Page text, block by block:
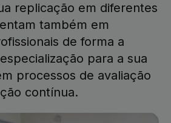
replicação em diferentes
também em
de forma a
para a sua
processos de avaliação
contínua.